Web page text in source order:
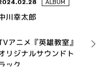
ALBUM
川幸太郎
アニメ『英雄教室』
リジナルサウンドト
ック